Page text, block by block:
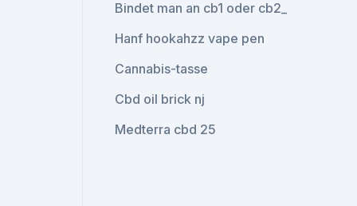
Bindet man an cb1 oder cb2_
Hanf hookahzz vape pen
Cannabis-tasse
Cbd oil brick nj
Medterra cbd 25